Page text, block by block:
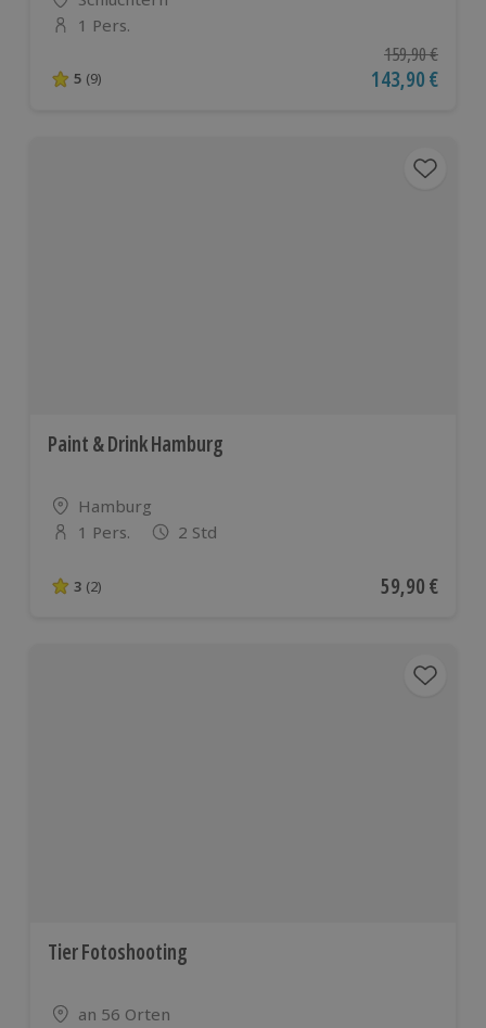
Anzahl der Teilnehmer
1 Pers.
5 von 5 Sternen basierend auf 9 Bewertungen
5 (9)
Ursprünglicher
159,90 €
Aktueller Preis
143,90 €
Paint & Drink Hamburg
Standort
Hamburg
Anzahl der Teilnehmer
1 Pers. 2 Std
3 von 5 Sternen basierend auf 2 Bewertungen
3 (2) Aktueller
59,90 €
Tier Fotoshooting
Standort
an 56 Orten